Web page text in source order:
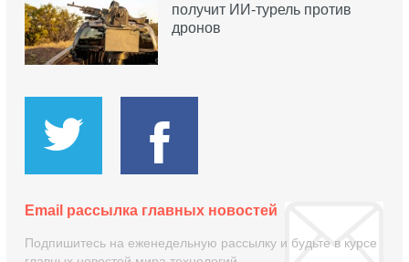
получит ИИ-турель против
дронов
Email рассылка главных новостей
Подпишитесь на еженедельную рассылку и будьте в курсе